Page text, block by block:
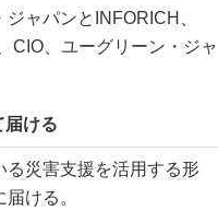
ャパンとINFORICH、
CIO、ユーグリーン・ジャ
届ける
災害支援を活用する形
ける。